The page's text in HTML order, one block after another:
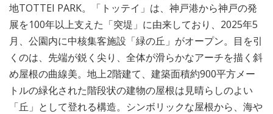
地TOTTEI PARK。「トッテイ」は、神戸港から神戸の発
展を100年以上支えた「突堤」に由来しており、2025年5
月、公園内に中核集客施設「緑の丘」がオープン。目を引
くのは、先端が鋭く尖り、全体が滑らかなアーチを描く斜
め屋根の曲線美。地上2階建て、建築面積約900平方メー
トルの緑化された階段状の建物の屋根は見晴らしのよい
「丘」として登れる構造。シンボリックな屋根から、海や